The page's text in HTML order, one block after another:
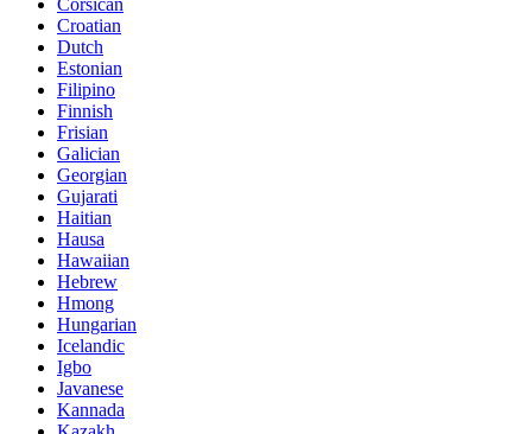
Corsican
Croatian
Dutch
Estonian
Filipino
Finnish
Frisian
Galician
Georgian
Gujarati
Haitian
Hausa
Hawaiian
Hebrew
Hmong
Hungarian
Icelandic
Igbo
Javanese
Kannada